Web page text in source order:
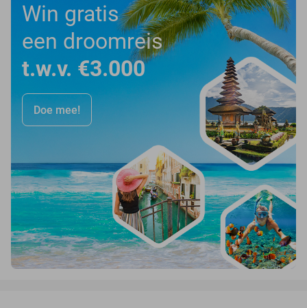
Win gratis
een droomreis
t.w.v. €3.000
Doe mee!